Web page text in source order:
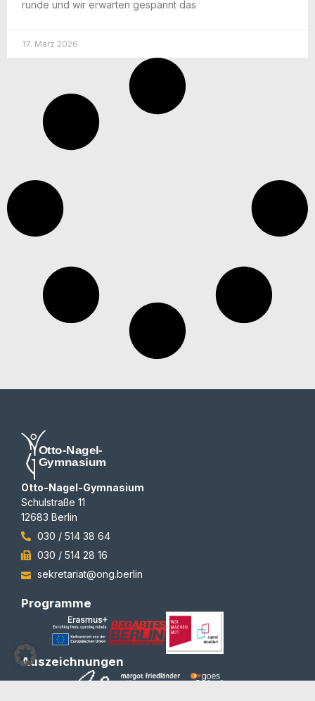
run­de und wir erwar­ten gespannt das
17. März 2026
Otto-Nagel-Gymnasium
Schulstraße 11
12683 Berlin
030 / 514 38 64
030 / 514 28 16
sekretariat@ong.berlin
Programme
Auszeichnungen